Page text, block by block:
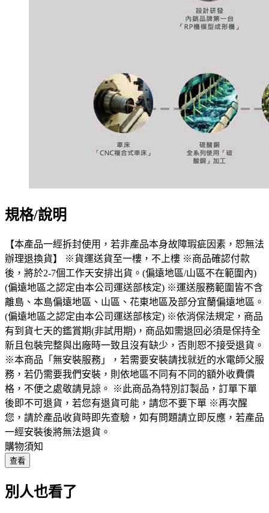
規格/說明
【本產品一經拆封使用，若非產品本身故障瑕疵因素，恕無法
辦理退換貨】 ※貨運送貨至一樓，不上樓 ※商品確認付款
後，將於2-7個工作天安排出貨。(偏遠地區/山區不在範圍內)
(偏遠地區之認定由本公司運送部核定) ※運送服務範圍皆不含
離島、本島偏遠地區、山區、花東地區及部分宜蘭偏遠地區。
(偏遠地區之認定由本公司運送部核定) ※依消保法規定，商品
有到貨七天的鑑賞期(非試用期)，商品如需退回必須是保持全
新且包裝完整與出廠時一致且沒有缺少，否則恕不接受退貨。
※本商品「無安裝服務」，若需要安裝請找就近的水電師父服
務，若仍需要我們安裝，則依地區不同有不同的額外收費價
格，不便之處敬請見諒。 ※此商品為特別訂製品，訂單下單
後即不可退貨，若您有退貨可能，請您不要下單 ※再次醒
您，請於產品收貨時即先查驗，如有問題請立即反應，若產品
一經安裝後將無法退貨。
購物須知
查看
別人也看了